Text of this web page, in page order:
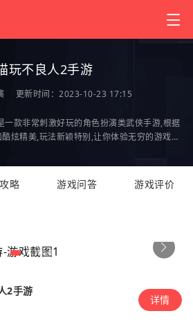
玩不良人2手游
更新时间：2023-10-23 17:15
一款非常刺激好玩的角色扮演类武侠手游,根据
炫精美,玩法新颖特别,让你体验无穷的游戏乐
略 游戏问答 游戏评价
2手游
详情